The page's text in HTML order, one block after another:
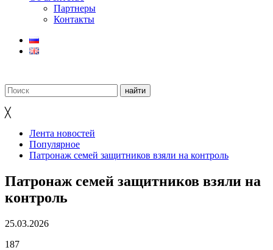
Партнеры
Контакты
╳
Лента новостей
Популярное
Патронаж семей защитников взяли на контроль
Патронаж семей защитников взяли на
контроль
25.03.2026
187